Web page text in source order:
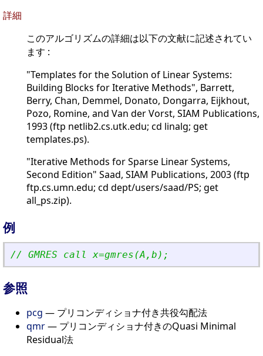
詳細
このアルゴリズムの詳細は以下の文献に記述されてい
ます :
"Templates for the Solution of Linear Systems:
Building Blocks for Iterative Methods", Barrett,
Berry, Chan, Demmel, Donato, Dongarra, Eijkhout,
Pozo, Romine, and Van der Vorst, SIAM Publications,
1993 (ftp netlib2.cs.utk.edu; cd linalg; get
templates.ps).
"Iterative Methods for Sparse Linear Systems,
Second Edition" Saad, SIAM Publications, 2003 (ftp
ftp.cs.umn.edu; cd dept/users/saad/PS; get
all_ps.zip).
例
// GMRES call x=gmres(A,b);
参照
pcg — プリコンディショナ付き共役勾配法
qmr— プリコンディショナ付きのQuasi Minimal
Residual法